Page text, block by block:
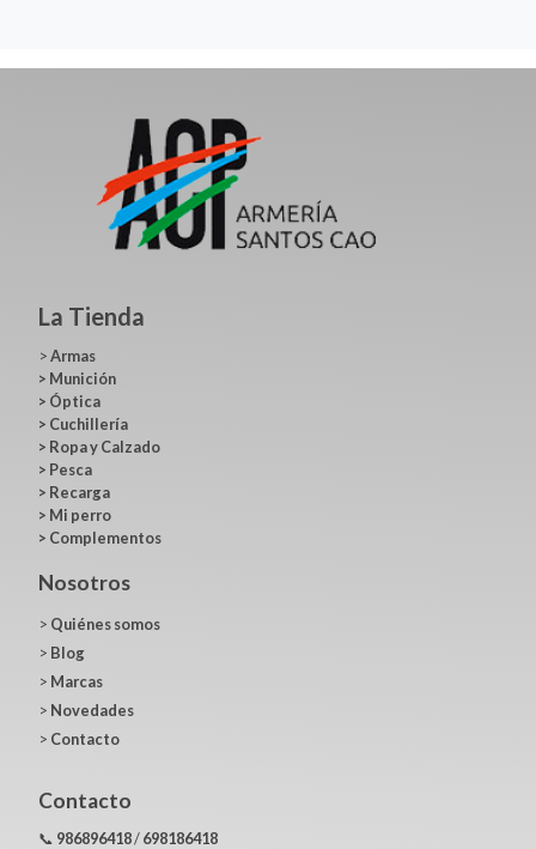
La Tienda
>Armas
> Munición
> Óptica
> Cuchillería
> Ropa y Calzado
> Pesca
> Recarga
> Mi perro
> Complementos
Nosotros
> Quiénes somos
> Blog
> Marcas
> Novedades
> Contacto
Contacto
📞 986896418/698186418